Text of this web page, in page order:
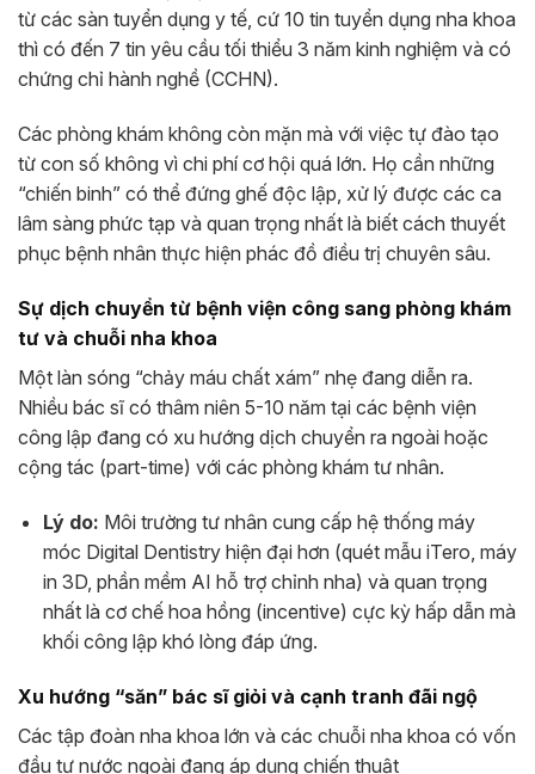
từ các sàn tuyển dụng y tế, cứ 10 tin tuyển dụng nha khoa
thì có đến 7 tin yêu cầu tối thiểu 3 năm kinh nghiệm và có
chứng chỉ hành nghề (CCHN).
Các phòng khám không còn mặn mà với việc tự đào tạo
từ con số không vì chi phí cơ hội quá lớn. Họ cần những
“chiến binh” có thể đứng ghế độc lập, xử lý được các ca
lâm sàng phức tạp và quan trọng nhất là biết cách thuyết
phục bệnh nhân thực hiện phác đồ điều trị chuyên sâu.
Sự dịch chuyển từ bệnh viện công sang phòng khám
tư và chuỗi nha khoa
Một làn sóng “chảy máu chất xám” nhẹ đang diễn ra.
Nhiều bác sĩ có thâm niên 5-10 năm tại các bệnh viện
công lập đang có xu hướng dịch chuyển ra ngoài hoặc
cộng tác (part-time) với các phòng khám tư nhân.
Lý do: Môi trường tư nhân cung cấp hệ thống máy
móc Digital Dentistry hiện đại hơn (quét mẫu iTero, máy
in 3D, phần mềm AI hỗ trợ chỉnh nha) và quan trọng
nhất là cơ chế hoa hồng (incentive) cực kỳ hấp dẫn mà
khối công lập khó lòng đáp ứng.
Xu hướng “săn” bác sĩ giỏi và cạnh tranh đãi ngộ
Các tập đoàn nha khoa lớn và các chuỗi nha khoa có vốn
đầu tư nước ngoài đang áp dụng chiến thuật